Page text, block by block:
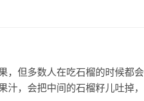
，但多数人在吃石榴的时候都
汁，会把中间的石榴籽儿吐掉，